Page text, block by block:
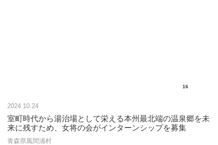
16
2024.10.24
室町時代から湯治場として栄える本州最北端の温泉郷を未
来に残すため、女将の会がインターンシップを募集
青森県風間浦村